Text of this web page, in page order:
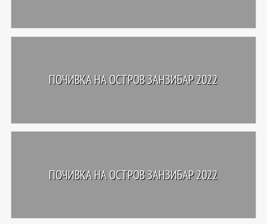
ПОЧИВКА НА ОСТРОВ ЗАНЗИБАР 2022
ПОЧИВКА НА ОСТРОВ ЗАНЗИБАР 2022